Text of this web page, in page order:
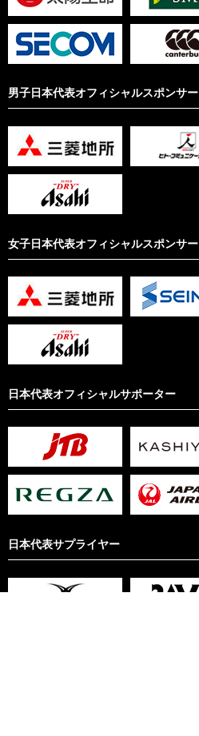
男子日本代表オフィシャルスポンサー
女子日本代表オフィシャルスポンサー
日本代表オフィシャルサポーター
日本代表サプライヤー